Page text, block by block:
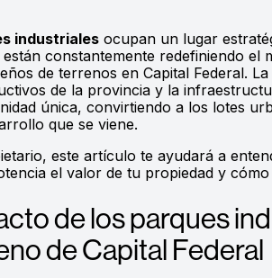
industriales ocupan un lugar
constantemente redefiniendo el
de terrenos en Capital Federal.
de la provincia y la
única, convirtiendo a los lotes
que se viene.
este artículo te ayudará a
el valor de tu propiedad y
de los parques
de Capital Federal